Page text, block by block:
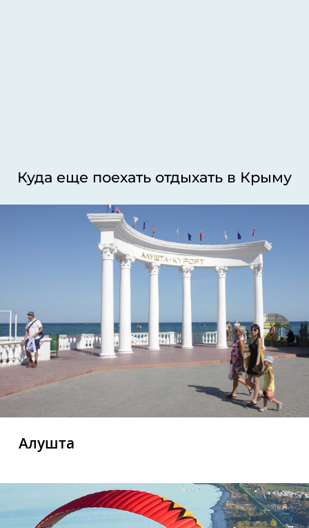
Куда еще поехать отдыхать в Крыму
Алушта